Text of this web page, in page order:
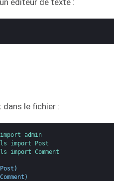
dans le fichier :
import admin
import
Post
import Comment
Post )
Comment )